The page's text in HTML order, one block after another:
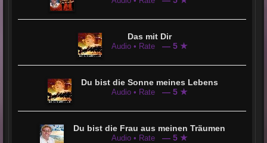
Das mit Dir
Audio • Rate — 5 ★
Du bist die Sonne meines Lebens
Audio • Rate — 5 ★
Du bist die Frau aus meinen Träumen
Audio • Rate — 5 ★